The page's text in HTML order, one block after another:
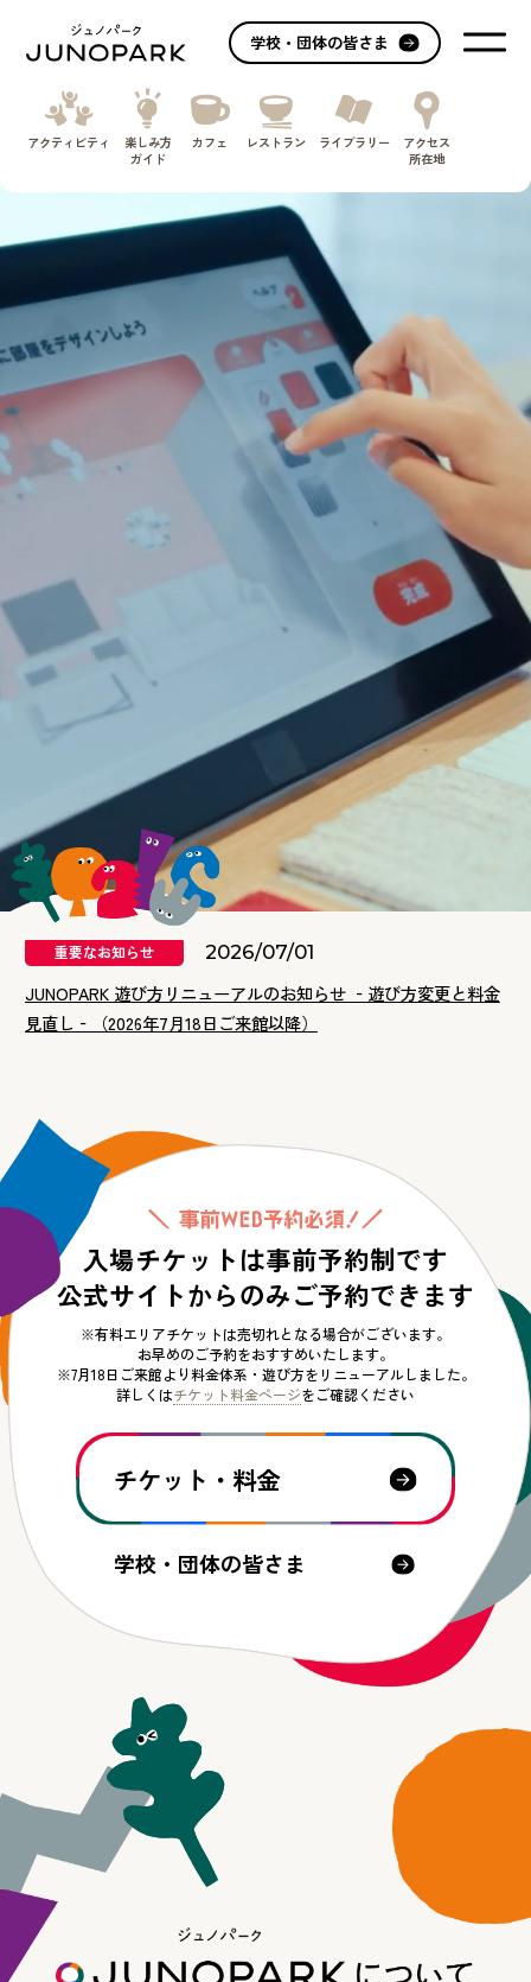
学校・団体の皆さま
アクティビティ
楽しみ方
ガイド
カフェ レストラン ライブラリー
アクセス
所在地
重要なお知らせ 2026/07/01
JUNOPARK 遊び方リニューアルのお知らせ ‐遊び方変更と料金
見直し‐（2026年7月18日ご来館以降）
入場チケットは事前予約制です
公式サイトからのみご予約できます
※有料エリアチケットは売切れとなる場合がございます。
お早めのご予約をおすすめいたします。
※7月18日ご来館より料金体系・遊び方をリニューアルしました。
詳しくはチケット料金ページをご確認ください
チケット・料金
学校・団体の皆さま